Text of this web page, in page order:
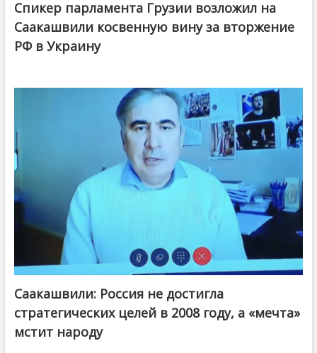
Спикер парламента Грузии возложил на
Саакашвили косвенную вину за вторжение
РФ в Украину
Саакашвили: Россия не достигла
стратегических целей в 2008 году, а «мечта»
мстит народу